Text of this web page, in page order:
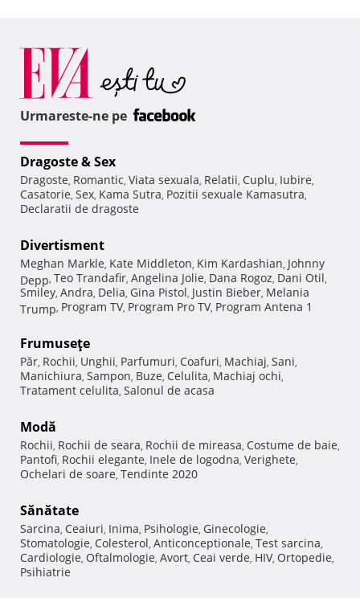
Urmareste-ne pe
Dragoste & Sex
Dragoste, Romantic, Viata sexuala, Relatii, Cuplu, Iubire,
Casatorie, Sex, Kama Sutra, Pozitii sexuale Kamasutra,
Declaratii de dragoste
Divertisment
Meghan Markle, Kate Middleton, Kim Kardashian, Johnny
Depp, Teo Trandafir, Angelina Jolie, Dana Rogoz, Dani Otil,
Smiley, Andra, Delia, Gina Pistol, Justin Bieber, Melania
Trump, Program TV, Program Pro TV, Program Antena 1
Frumuseţe
Păr, Rochii, Unghii, Parfumuri, Coafuri, Machiaj, Sani,
Manichiura, Sampon, Buze, Celulita, Machiaj ochi,
Tratament celulita, Salonul de acasa
Modă
Rochii, Rochii de seara, Rochii de mireasa, Costume de baie,
Pantofi, Rochii elegante, Inele de logodna, Verighete,
Ochelari de soare, Tendinte 2020
Sănătate
Sarcina, Ceaiuri, Inima, Psihologie, Ginecologie,
Stomatologie, Colesterol, Anticonceptionale, Test sarcina,
Cardiologie, Oftalmologie, Avort, Ceai verde, HIV, Ortopedie,
Psihiatrie